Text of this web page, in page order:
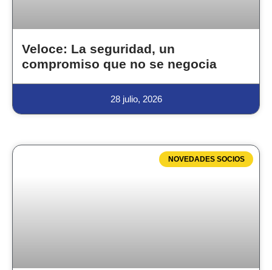
Veloce: La seguridad, un
compromiso que no se negocia
28 julio, 2026
NOVEDADES SOCIOS